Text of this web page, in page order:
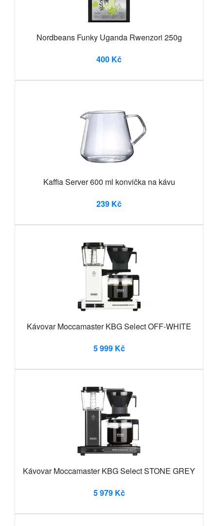
Nordbeans Funky Uganda Rwenzori 250g
400 Kč
Kaffia Server 600 ml konvička na kávu
239 Kč
Kávovar Moccamaster KBG Select OFF-WHITE
5 999 Kč
Kávovar Moccamaster KBG Select STONE GREY
5 979 Kč